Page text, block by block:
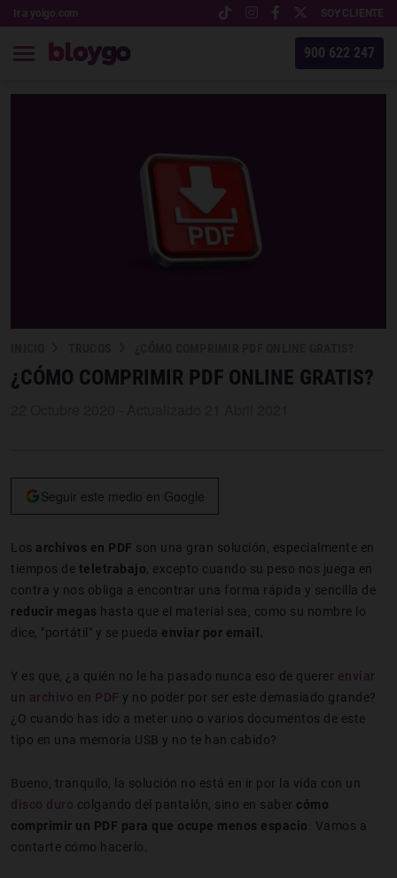
Ir a yoigo.com SOY CLIENTE
900 622 247
¿CÓMO COMPRIMIR PDF ONLINE GRATIS?
Seguir este medio en Google
Los archivos en PDF son una gran solución, especialmente en
tiempos de teletrabajo , excepto cuando su peso nos juega en
contra y nos obliga a encontrar una forma rápida y sencilla de
reducir megas hasta que el material sea, como su nombre lo
dice, "portátil" y se pueda enviar por email.
Y es que, ¿a quién no le ha pasado nunca eso de querer enviar
un archivo en PDF y no poder por ser este demasiado grande?
¿O cuando has ido a meter uno o varios documentos de este
tipo en una memoria USB y no te han cabido?
Bueno, tranquilo, la solución no está en ir por la vida con un
disco duro colgando del pantalón, sino en saber cómo
comprimir un PDF para que ocupe menos espacio . Vamos a
contarte cómo hacerlo.